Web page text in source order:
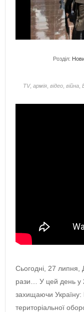
Розділ:
TV, армія відео війна
Сьогодні, 27 липня,
рази… У цей день у
захищаючи Україну:
територіальної